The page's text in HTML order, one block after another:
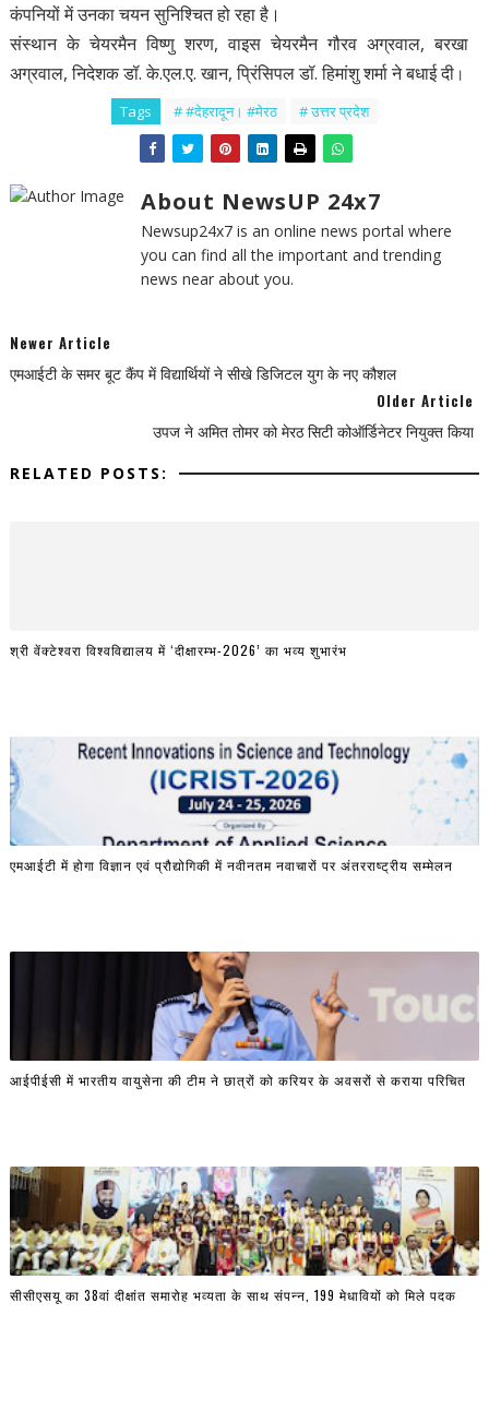
कंपनियों में उनका चयन सुनिश्चित हो रहा है।
संस्थान के चेयरमैन विष्णु शरण, वाइस चेयरमैन गौरव अग्रवाल, बरखा
अग्रवाल, निदेशक डॉ. के.एल.ए. खान, प्रिंसिपल डॉ. हिमांशु शर्मा ने बधाई दी।
Tags # #देहरादून। #मेरठ # उत्तर प्रदेश
About NewsUP 24x7
Newsup24x7 is an online news portal where
you can find all the important and trending
news near about you.
Newer Article
एमआईटी के समर बूट कैंप में विद्यार्थियों ने सीखे डिजिटल युग के नए कौशल
Older Article
उपज ने अमित तोमर को मेरठ सिटी कोऑर्डिनेटर नियुक्त किया
RELATED POSTS:
श्री वेंक्टेश्वरा विश्वविद्यालय में ‘दीक्षारम्भ-2026’ का भव्य शुभारंभ
एमआईटी में होगा विज्ञान एवं प्रौद्योगिकी में नवीनतम नवाचारों पर अंतरराष्ट्रीय सम्मेलन
आईपीईसी में भारतीय वायुसेना की टीम ने छात्रों को करियर के अवसरों से कराया परिचित
सीसीएसयू का 38वां दीक्षांत समारोह भव्यता के साथ संपन्न, 199 मेधावियों को मिले पदक